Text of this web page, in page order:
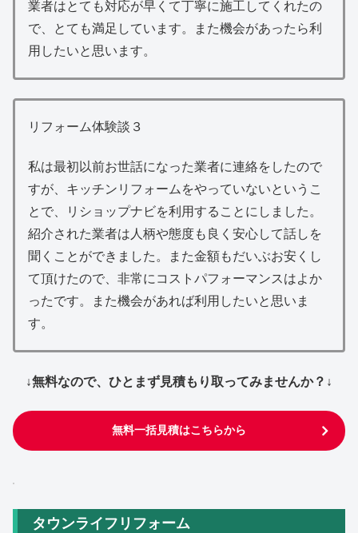
業者はとても対応が早くて丁寧に施工してくれたの
で、とても満足しています。また機会があったら利
用したいと思います。
リフォーム体験談３
私は最初以前お世話になった業者に連絡をしたので
すが、キッチンリフォームをやっていないというこ
とで、リショップナビを利用することにしました。
紹介された業者は人柄や態度も良く安心して話しを
聞くことができました。また金額もだいぶお安くし
て頂けたので、非常にコストパフォーマンスはよか
ったです。また機会があれば利用したいと思いま
す。
↓無料なので、ひとまず見積もり取ってみませんか？↓
無料一括見積はこちらから
タウンライフリフォーム